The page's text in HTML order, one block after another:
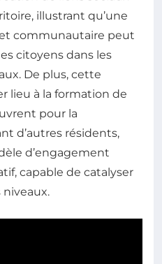
illustrant qu’une
communautaire peut
citoyens dans les
De plus, cette
lieu à la formation de
pour la
d’autres résidents,
d’engagement
capable de catalyser